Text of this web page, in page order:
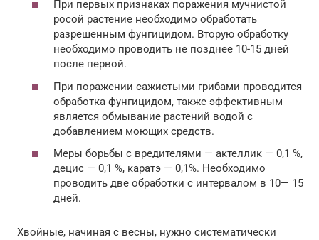
При первых признаках поражения мучнистой
росой растение необходимо обработать
разрешенным фунгицидом. Вторую обработку
необходимо проводить не позднее 10-15 дней
после первой.
При поражении сажистыми грибами проводится
обработка фунгицидом, также эффективным
является обмывание растений водой с
добавлением моющих средств.
Меры борьбы с вредителями — актеллик — 0,1 %,
децис — 0,1 %, каратэ — 0,1%. Необходимо
проводить две обработки с интервалом в 10— 15
дней.
Хвойные, начиная с весны, нужно систематически